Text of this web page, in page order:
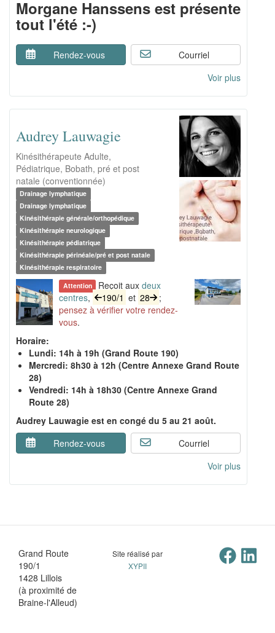
Morgane Hanssens est présente
tout l'été :-)
Rendez-vous
Courriel
Voir plus
Audrey Lauwagie
Kinésithérapeute Adulte,
Pédiatrique, Bobath, pré et post
natale (conventionnée)
Drainage lymphatique
Drainage lymphatique
Kinésithérapie générale/orthopédique
Kinésithérapie neurologique
Kinésithérapie pédiatrique
Kinésithérapie périnéale/pré et post natale
Kinésithérapie respiratoire
Attention Reçoit aux deux
centres, 190/1 et 28
;
pensez à vérifier votre rendez-
vous.
Horaire:
Lundi: 14h à 19h (Grand Route 190)
Mercredi: 8h30 à 12h (Centre Annexe Grand Route
28)
Vendredi: 14h à 18h30 (Centre Annexe Grand
Route 28)
Audrey Lauwagie est en congé du 5 au 21 août.
Rendez-vous
Courriel
Voir plus
Grand Route
190/1
1428 Lillois
(à proximité de
Braine-l'Alleud)
Site réalisé par
XYPII